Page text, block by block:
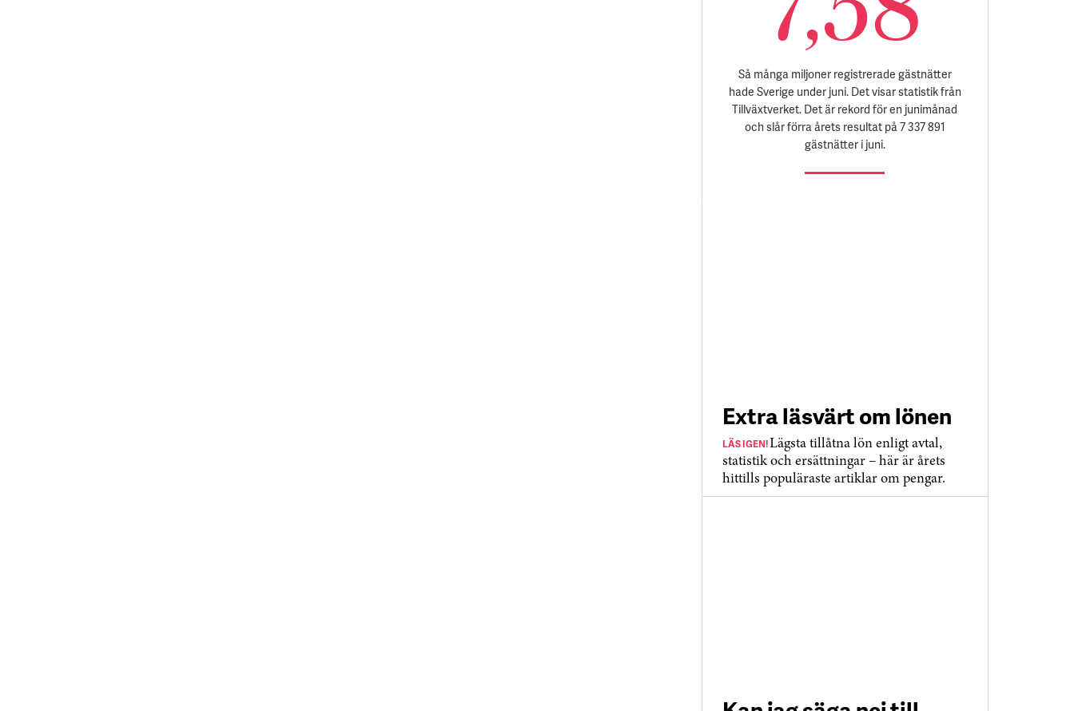
Så många miljoner registrerade gästnätter
hade Sverige under juni. Det visar statistik från
Tillväxtverket. Det är rekord för en junimånad
och slår förra årets resultat på 7 337 891
gästnätter i juni.
Extra läsvärt om lönen
LÄS IGEN!Lägsta tillåtna lön enligt avtal,
statistik och ersättningar – här är årets
hittills populäraste artiklar om pengar.